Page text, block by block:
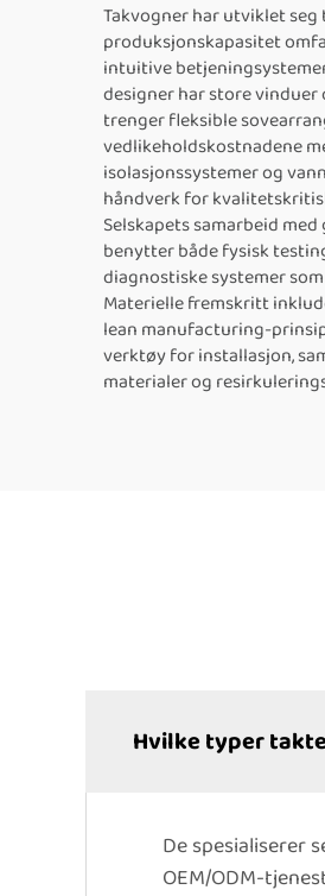
Takvogner har utviklet
produksjonskapasitet
intuitive
designer har store
trenger fleksible
vedlikeholdskostnadene
isolasjonssystemer og
håndverk for
Selskapets samarbeid
benytter både fysisk
diagnostiske systemer
Materielle fremskritt
lean manufacturing-
verktøy for installasjon,
materialer og
Hvilke typer
De spesialiserer
OEM/ODM-